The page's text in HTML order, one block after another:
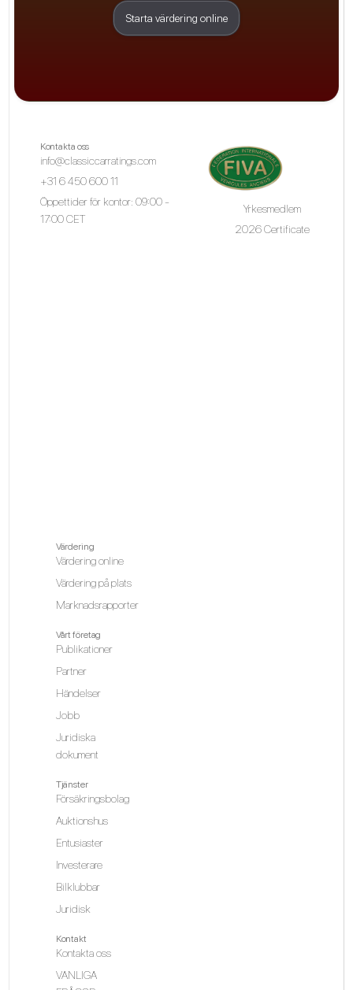
Starta värdering online
Kontakta oss
info@classiccarratings.com
+31 6 450 600 11
Öppettider för kontor: 09:00 -
17:00 CET
Yrkesmedlem
2026 Certificate
Värdering
Värdering online
Värdering på plats
Marknadsrapporter
Vårt företag
Publikationer
Partner
Händelser
Jobb
Juridiska
dokument
Tjänster
Försäkringsbolag
Auktionshus
Entusiaster
Investerare
Bilklubbar
Juridisk
Kontakt
Kontakta oss
VANLIGA